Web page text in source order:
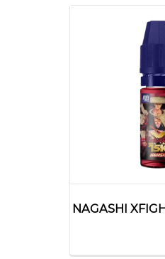
NAGASHI